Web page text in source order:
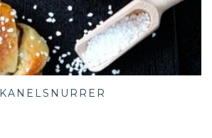
KANELSNURRER